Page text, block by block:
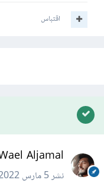
اقتباس
Wael Aljamal
نشر5 مارس 2022